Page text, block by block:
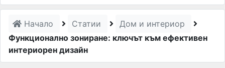
Начало Статии
Дом и интериор
Функционално зониране: ключът към ефективен
интериорен дизайн